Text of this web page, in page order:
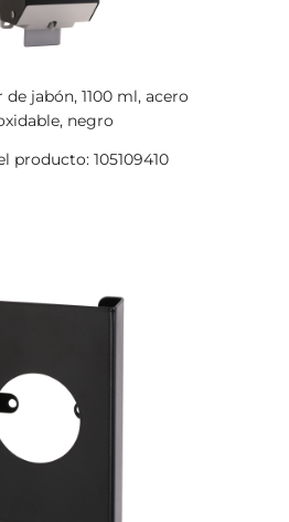
jabón, 1100 ml, acero
negro
producto: 105109410